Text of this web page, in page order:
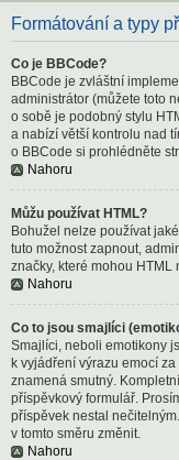
Formátování a typy
Co je BBCode?
BBCode je zvláštní
administrátor (můžete toto
o sobě je podobný stylu
a nabízí větší kontrolu nad
o BBCode si prohlédněte
Nahoru
Můžu používat HTML?
Bohužel nelze používat
tuto možnost zapnout,
značky, které mohou HTML
Nahoru
Co to jsou smajlíci
Smajlíci, neboli emotikony
k vyjádření výrazu emocí
znamená smutný.
příspěvkový formulář.
příspěvek nestal
v tomto směru změnit.
Nahoru